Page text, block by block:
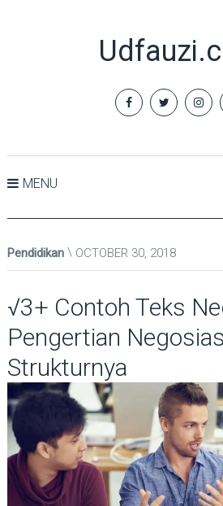
MENU
Pendidikan OCTOBER 30, 2018
√3+ Contoh Teks
Pengertian
Strukturnya